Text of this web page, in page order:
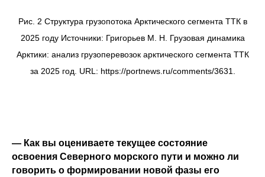
Рис. 2 Структура грузопотока Арктического сегмента ТТК в
2025 году Источники: Григорьев М. Н. Грузовая динамика
Арктики: анализ грузоперевозок арктического сегмента ТТК
за 2025 год. URL: https://portnews.ru/comments/3631.
— Как вы оцениваете текущее состояние
освоения Северного морского пути и можно ли
говорить о формировании новой фазы его